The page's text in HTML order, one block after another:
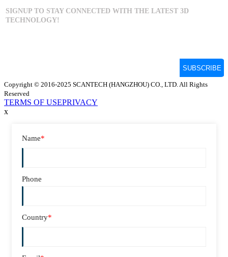
Copyright © 2016-2025 SCANTECH (HANGZHOU) CO., LTD. All Rights
Reserved
TERMS OF USEPRIVACY
x
Name*
Phone
Country*